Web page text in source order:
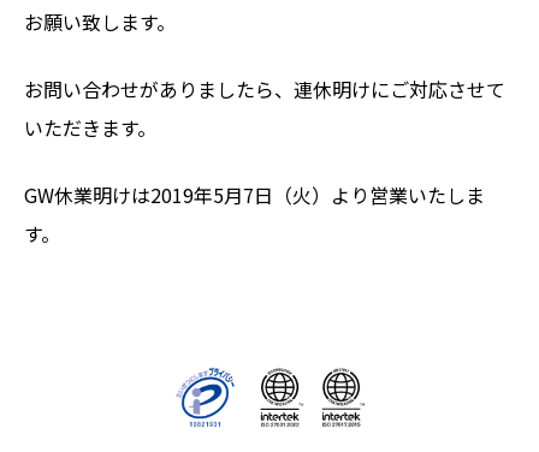
お願い致します。
お問い合わせがありましたら、連休明けにご対応させて
いただきます。
GW休業明けは2019年5月7日（火）より営業いたしま
す。